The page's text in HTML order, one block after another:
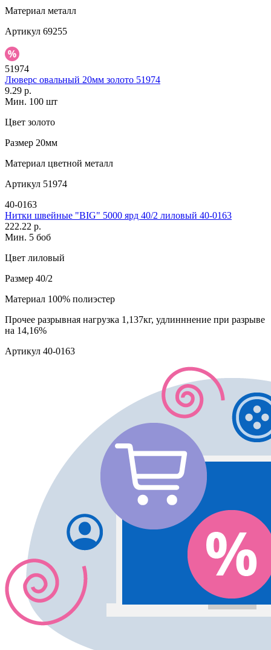
Материал металл
Артикул 69255
51974
Люверс овальный 20мм золото 51974
9.29 р.
Мин. 100 шт
Цвет золото
Размер 20мм
Материал цветной металл
Артикул 51974
40-0163
Нитки швейные "BIG" 5000 ярд 40/2 лиловый 40-0163
222.22 р.
Мин. 5 боб
Цвет лиловый
Размер 40/2
Материал 100% полиэстер
Прочее разрывная нагрузка 1,137кг, удлинннение при разрыве
на 14,16%
Артикул 40-0163